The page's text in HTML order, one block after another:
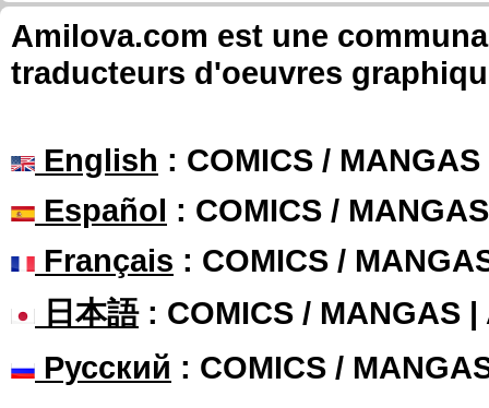
Amilova.com est une
traducteurs d'oeuvres
English : COMICS /
Español : COMICS /
Français : COMICS /
日本語: COMICS / MANGAS |
Русский : COMICS /